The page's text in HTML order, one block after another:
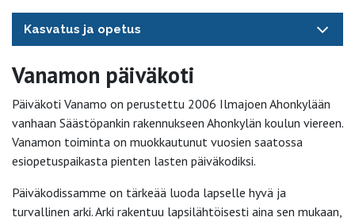
Kasvatus ja opetus
Vanamon päiväkoti
Päiväkoti Vanamo on perustettu 2006 Ilmajoen Ahonkylään
vanhaan Säästöpankin rakennukseen Ahonkylän koulun viereen.
Vanamon toiminta on muokkautunut vuosien saatossa
esiopetuspaikasta pienten lasten päiväkodiksi.
Päiväkodissamme on tärkeää luoda lapselle hyvä ja
turvallinen arki. Arki rakentuu lapsilähtöisesti aina sen mukaan,